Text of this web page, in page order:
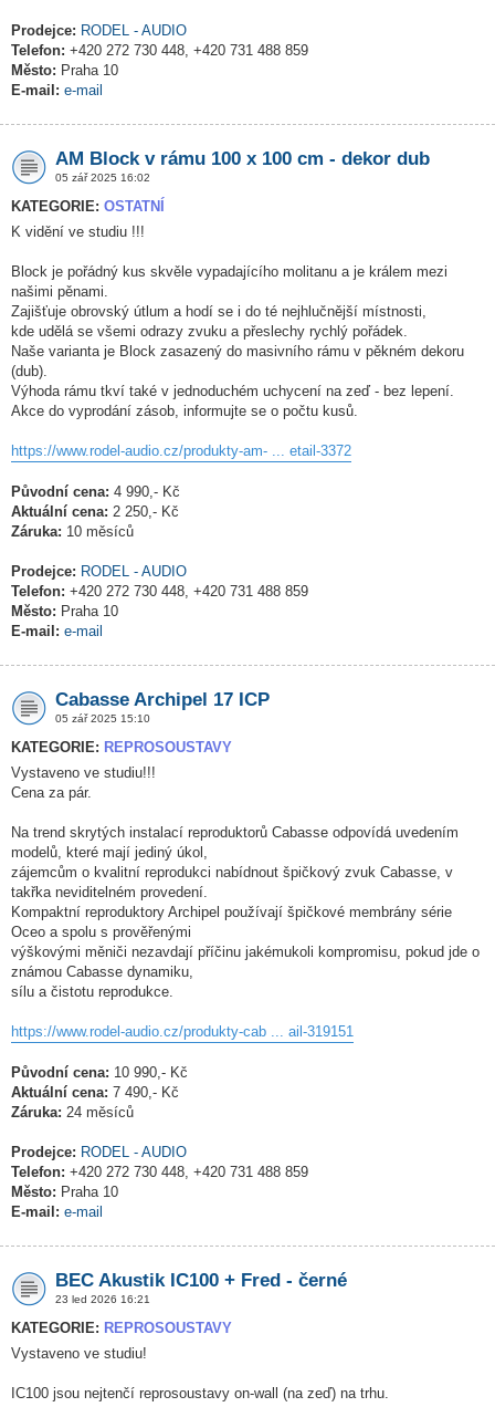
Prodejce: RODEL - AUDIO
Telefon: +420 272 730 448, +420 731 488 859
Město: Praha 10
E-mail: e-mail
AM Block v rámu 100 x 100 cm - dekor dub
05 zář 2025 16:02
KATEGORIE: OSTATNÍ
K vidění ve studiu !!!
Block je pořádný kus skvěle vypadajícího molitanu a je králem mezi
našimi pěnami.
Zajišťuje obrovský útlum a hodí se i do té nejhlučnější místnosti,
kde udělá se všemi odrazy zvuku a přeslechy rychlý pořádek.
Naše varianta je Block zasazený do masivního rámu v pěkném dekoru
(dub).
Výhoda rámu tkví také v jednoduchém uchycení na zeď - bez lepení.
Akce do vyprodání zásob, informujte se o počtu kusů.
https://www.rodel-audio.cz/produkty-am- ... etail-3372
Původní cena: 4 990,- Kč
Aktuální cena: 2 250,- Kč
Záruka: 10 měsíců
Prodejce: RODEL - AUDIO
Telefon: +420 272 730 448, +420 731 488 859
Město: Praha 10
E-mail: e-mail
Cabasse Archipel 17 ICP
05 zář 2025 15:10
KATEGORIE: REPROSOUSTAVY
Vystaveno ve studiu!!!
Cena za pár.
Na trend skrytých instalací reproduktorů Cabasse odpovídá uvedením
modelů, které mají jediný úkol,
zájemcům o kvalitní reprodukci nabídnout špičkový zvuk Cabasse, v
takřka neviditelném provedení.
Kompaktní reproduktory Archipel používají špičkové membrány série
Oceo a spolu s prověřenými
výškovými měniči nezavdají příčinu jakémukoli kompromisu, pokud jde o
známou Cabasse dynamiku,
sílu a čistotu reprodukce.
https://www.rodel-audio.cz/produkty-cab ... ail-319151
Původní cena: 10 990,- Kč
Aktuální cena: 7 490,- Kč
Záruka: 24 měsíců
Prodejce: RODEL - AUDIO
Telefon: +420 272 730 448, +420 731 488 859
Město: Praha 10
E-mail: e-mail
BEC Akustik IC100 + Fred - černé
23 led 2026 16:21
KATEGORIE: REPROSOUSTAVY
Vystaveno ve studiu!
IC100 jsou nejtenčí reprosoustavy on-wall (na zeď) na trhu.